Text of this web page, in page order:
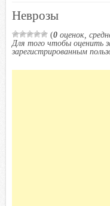
Неврозы
(0 оценок,
Для того чтобы оценить
зарегистрированным